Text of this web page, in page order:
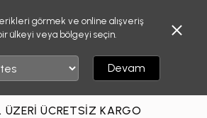
görmek ve online alışveriş
ülkeyi veya bölgeyi seçin.
Devam
ÜCRETSIZ KARGO